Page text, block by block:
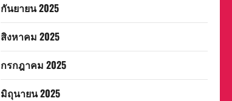
กันยายน 2025
สิงหาคม 2025
กรกฎาคม 2025
มิถุนายน 2025